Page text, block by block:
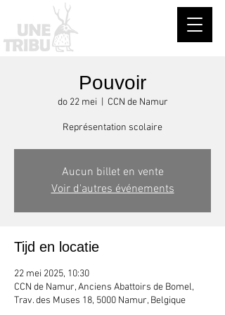
Pouvoir
do 22 mei CCN de Namur
Représentation scolaire
Aucun billet en vente
Voir d'autres événements
Tijd en locatie
22 mei 2025, 10:30
CCN de Namur, Anciens Abattoirs de Bomel,
Trav. des Muses 18, 5000 Namur, Belgique